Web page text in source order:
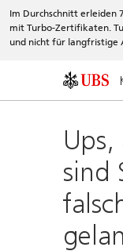
Im Durchschnitt erleiden
mit Turbo-Zertifikaten.
und nicht für langfristige
Ups,
sind